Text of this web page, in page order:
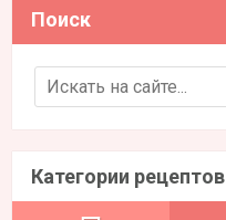
Поиск
Search for:
Категории рецептов